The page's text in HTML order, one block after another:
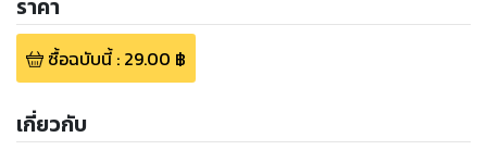
ราคา
ซื้อฉบับนี้: 29.00 ฿
เกี่ยวกับ